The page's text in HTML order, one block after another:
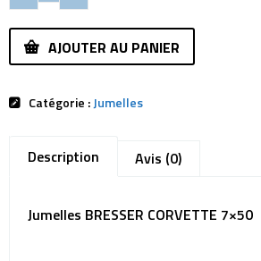
AJOUTER AU PANIER
Catégorie :Jumelles
Description Avis (0)
Jumelles BRESSER CORVETTE 7×50